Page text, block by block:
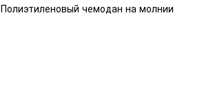
Полиэтиленовый чемодан на молнии